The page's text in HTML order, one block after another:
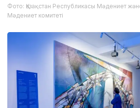
Фото: Қазақстан Республикасы Мәдениет
Мәдениет комитеті